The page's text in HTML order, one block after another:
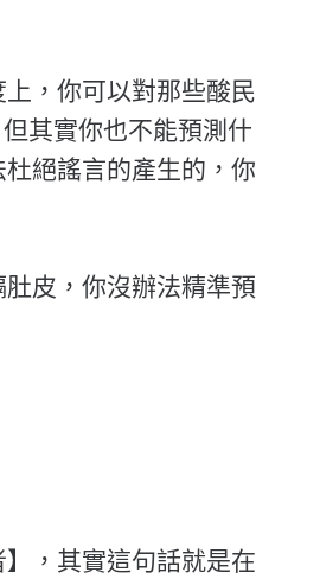
，你可以對那些酸民
其實你也不能預測什
絕謠言的產生的，你
皮，你沒辦法精準預
，其實這句話就是在